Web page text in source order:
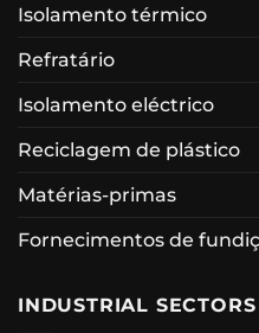
Isolamento térmico
Refratário
Isolamento eléctrico
Reciclagem de plástico
Matérias-primas
Fornecimentos de
INDUSTRIAL SECTORS